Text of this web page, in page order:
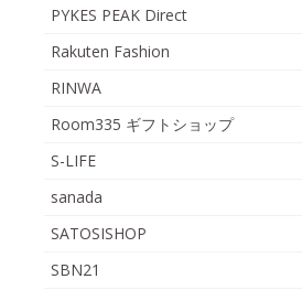
PYKES PEAK Direct
Rakuten Fashion
RINWA
Room335 ギフトショップ
S-LIFE
sanada
SATOSISHOP
SBN21